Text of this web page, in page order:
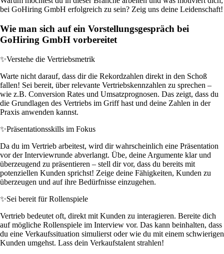
bei GoHiring GmbH erfolgreich zu sein? Zeig uns deine Leidenschaft!
Wie man sich auf ein Vorstellungsgespräch bei
GoHiring GmbH vorbereitet
✨Verstehe die Vertriebsmetrik
Warte nicht darauf, dass dir die Rekordzahlen direkt in den Schoß
fallen! Sei bereit, über relevante Vertriebskennzahlen zu sprechen –
wie z.B. Conversion Rates und Umsatzprognosen. Das zeigt, dass du
die Grundlagen des Vertriebs im Griff hast und deine Zahlen in der
Praxis anwenden kannst.
✨Präsentationsskills im Fokus
Da du im Vertrieb arbeitest, wird dir wahrscheinlich eine Präsentation
vor der Interviewrunde abverlangt. Übe, deine Argumente klar und
überzeugend zu präsentieren – stell dir vor, dass du bereits mit
potenziellen Kunden sprichst! Zeige deine Fähigkeiten, Kunden zu
überzeugen und auf ihre Bedürfnisse einzugehen.
✨Sei bereit für Rollenspiele
Vertrieb bedeutet oft, direkt mit Kunden zu interagieren. Bereite dich
auf mögliche Rollenspiele im Interview vor. Das kann beinhalten, dass
du eine Verkaufssituation simulierst oder wie du mit einem schwierigen
Kunden umgehst. Lass dein Verkaufstalent strahlen!